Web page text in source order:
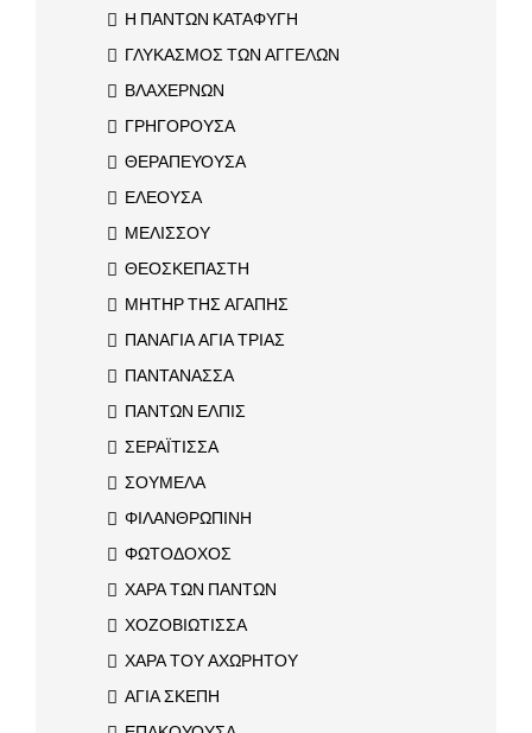
Η ΠΑΝΤΩΝ ΚΑΤΑΦΥΓΗ
ΓΛΥΚΑΣΜΟΣ ΤΩΝ ΑΓΓΕΛΩΝ
ΒΛΑΧΕΡΝΩΝ
ΓΡΗΓΟΡΟΥΣΑ
ΘΕΡΑΠΕΥΟΥΣΑ
ΕΛΕΟΥΣΑ
ΜΕΛΙΣΣΟΥ
ΘΕΟΣΚΕΠΑΣΤΗ
ΜΗΤΗΡ ΤΗΣ ΑΓΑΠΗΣ
ΠΑΝΑΓΙΑ ΑΓΙΑ ΤΡΙΑΣ
ΠΑΝΤΑΝΑΣΣΑ
ΠΑΝΤΩΝ ΕΛΠΙΣ
ΣΕΡΑΪΤΙΣΣΑ
ΣΟΥΜΕΛΑ
ΦΙΛΑΝΘΡΩΠΙΝΗ
ΦΩΤΟΔΟΧΟΣ
ΧΑΡΑ ΤΩΝ ΠΑΝΤΩΝ
ΧΟΖΟΒΙΩΤΙΣΣΑ
ΧΑΡΑ ΤΟΥ ΑΧΩΡΗΤΟΥ
ΑΓΙΑ ΣΚΕΠΗ